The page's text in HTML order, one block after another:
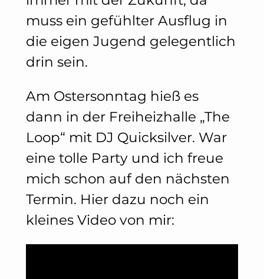
muss ein gefühlter Ausflug in
die eigen Jugend gelegentlich
drin sein.
Am Ostersonntag hieß es
dann in der Freiheizhalle „The
Loop“ mit DJ Quicksilver. War
eine tolle Party und ich freue
mich schon auf den nächsten
Termin. Hier dazu noch ein
kleines Video von mir: